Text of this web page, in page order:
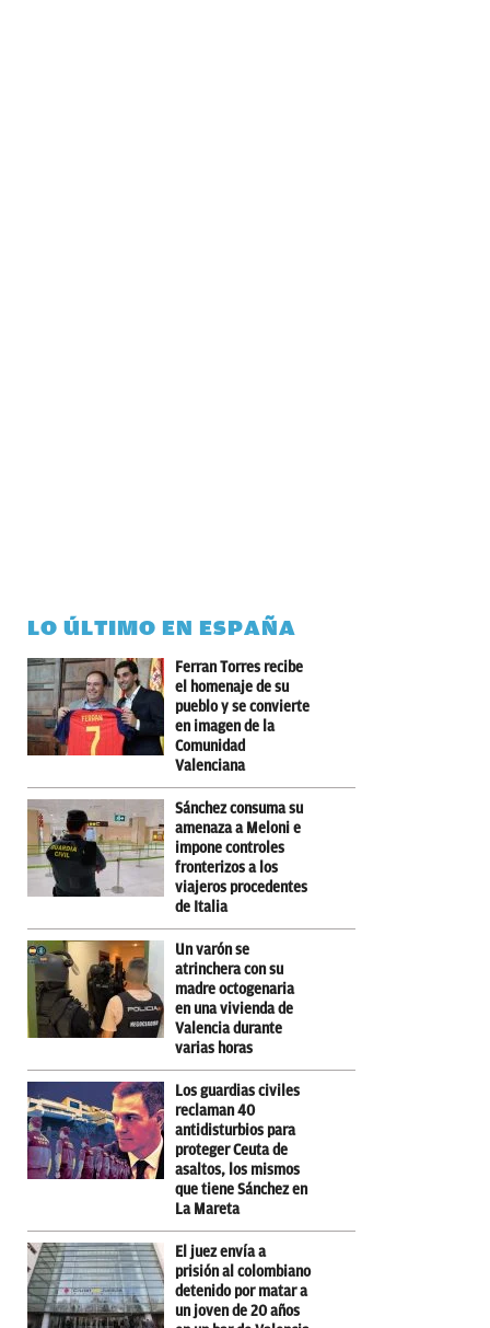
LO ÚLTIMO EN ESPAÑA
Ferran Torres recibe
el homenaje de su
pueblo y se convierte
en imagen de la
Comunidad
Valenciana
Sánchez consuma su
amenaza a Meloni e
impone controles
fronterizos a los
viajeros procedentes
de Italia
Un varón se
atrinchera con su
madre octogenaria
en una vivienda de
Valencia durante
varias horas
Los guardias civiles
reclaman 40
antidisturbios para
proteger Ceuta de
asaltos, los mismos
que tiene Sánchez en
La Mareta
El juez envía a
prisión al colombiano
detenido por matar a
un joven de 20 años